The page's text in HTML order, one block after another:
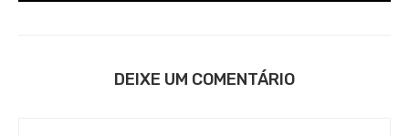
DEIXE UM COMENTÁRIO